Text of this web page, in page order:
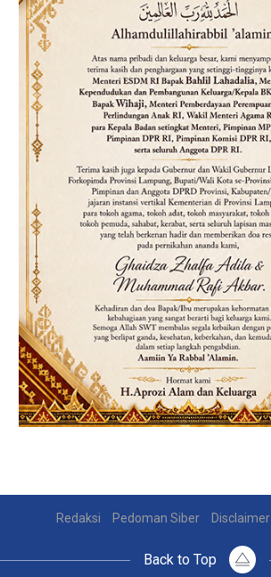
Redaksi Pedoman Siber Disclaimer
Back to Top